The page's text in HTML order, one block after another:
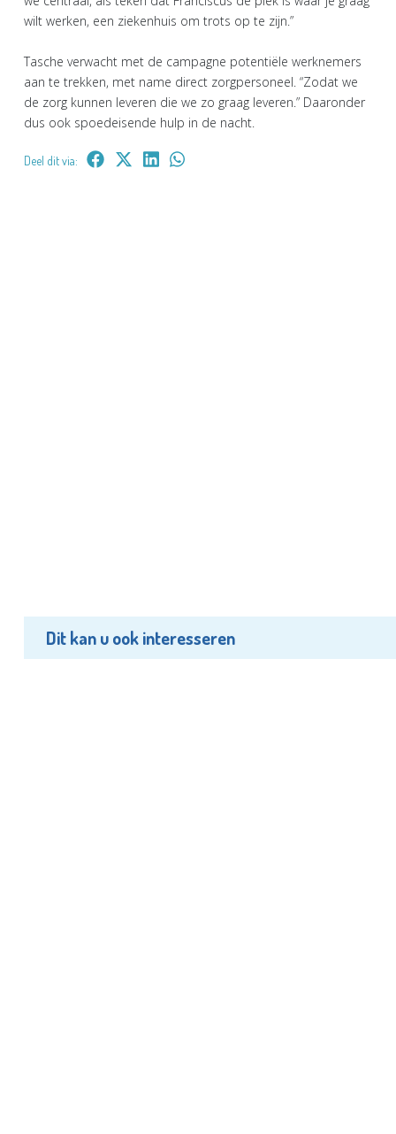
wilt werken, een ziekenhuis om trots op te zijn.”
Tasche verwacht met de campagne potentiële werknemers
aan te trekken, met name direct zorgpersoneel. “Zodat we
de zorg kunnen leveren die we zo graag leveren.” Daaronder
dus ook spoedeisende hulp in de nacht.
Deel dit via:
Dit kan u ook interesseren